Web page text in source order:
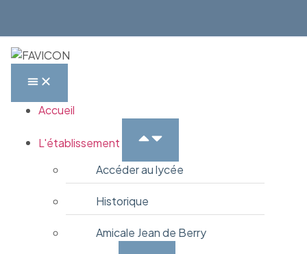
Accueil
L'établissement
Accéder au lycée
Historique
Amicale Jean de Berry